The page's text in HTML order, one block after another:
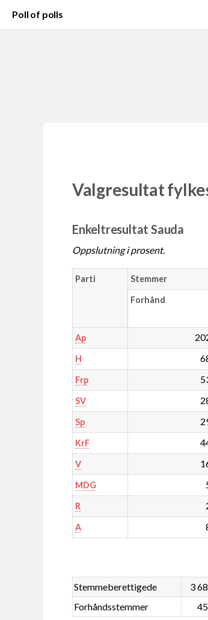
Poll of polls
Valgresultat
Enkeltresultat Sauda
Oppslutning i prosent.
Parti Stemmer
Forhånd
Ap
H
Frp
SV
Sp
KrF
V
MDG
R
A
Stemmeberettigede 3
Forhåndsstemmer